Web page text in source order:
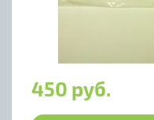
450 руб.